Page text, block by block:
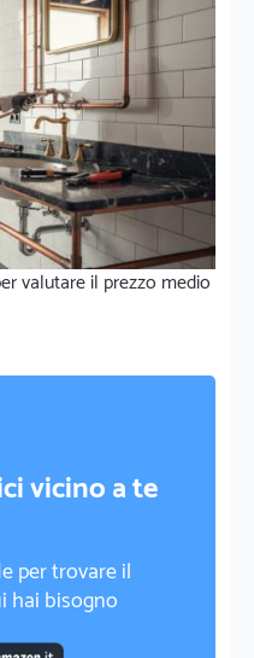
valutare il prezzo medio
vicino a te
per trovare il
hai bisogno